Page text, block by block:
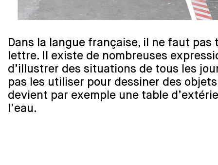
Dans la langue française, il ne faut
lettre. Il existe de nombreuses
d’illustrer des situations de tous les
pas les utiliser pour dessiner des objets
devient par exemple une table
l’eau.